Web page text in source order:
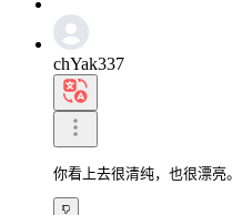
chYak337
你看上去很清纯，也很漂亮